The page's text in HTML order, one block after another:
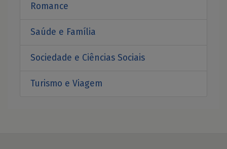
Romance
Saúde e Família
Sociedade e Ciências Sociais
Turismo e Viagem